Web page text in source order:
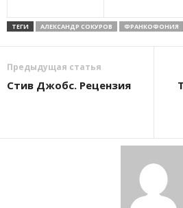
ТЕГИ АЛЕКСАНДР СОКУРОВ ФРАНКОФОНИЯ
Предыдущая статья
Стив Джобс. Рецензия